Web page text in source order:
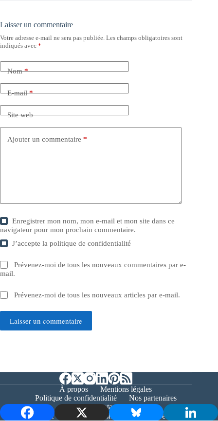
Laisser un commentaire
Votre adresse e-mail ne sera pas publiée. Les champs obligatoires sont
indiqués avec *
Nom*
E-mail*
Site web
Ajouter un commentaire *
Enregistrer mon nom, mon e-mail et mon site dans ce
navigateur pour mon prochain commentaire.
J’accepte lapolitique de confidentialité
Prévenez-moi de tous les nouveaux commentaires par e-
mail.
Prévenez-moi de tous les nouveaux articles par e-mail.
Laisser un commentaire
À propos
Mentions légales
Politique de confidentialité
Nos partenaires
Contact
Copyright © 2026 - Bernieshoot.fr Journal Web